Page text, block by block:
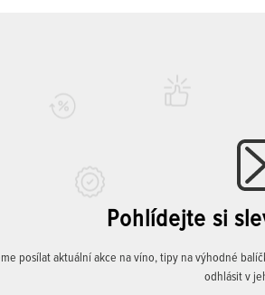
Pohlídejte si
posílat aktuální akce na víno, tipy na výhodné
odhlásit v